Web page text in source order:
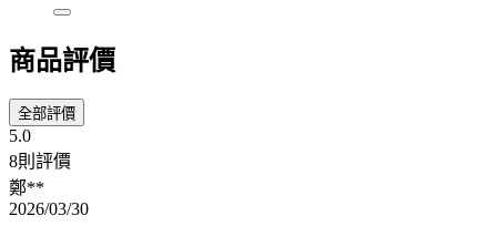
商品評價
全部評價
5.0
8則評價
鄭**
2026/03/30